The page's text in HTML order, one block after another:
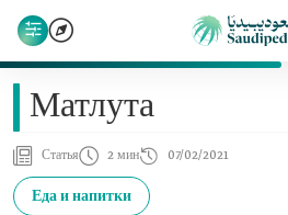
Матлута
Статья 2 мин 07/02/2021
Еда и напитки